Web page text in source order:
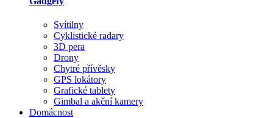
Svítilny
Cyklistické radary
3D pera
Drony
Chytré přívěsky
GPS lokátory
Grafické tablety
Gimbal a akční kamery
Domácnost